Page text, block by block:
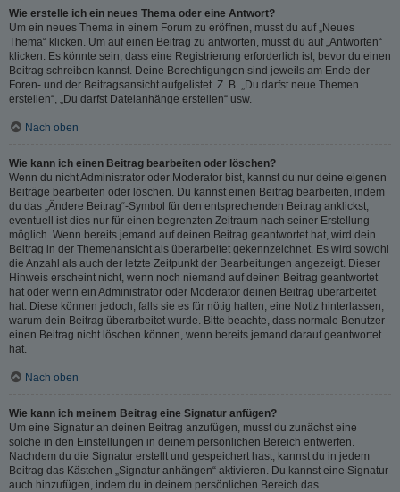
Wie erstelle ich ein neues Thema oder eine Antwort?
Um ein neues Thema in einem Forum zu eröffnen, musst du auf „Neues
Thema“ klicken. Um auf einen Beitrag zu antworten, musst du auf „Antworten“
klicken. Es könnte sein, dass eine Registrierung erforderlich ist, bevor du einen
Beitrag schreiben kannst. Deine Berechtigungen sind jeweils am Ende der
Foren- und der Beitragsansicht aufgelistet. Z. B. „Du darfst neue Themen
erstellen“, „Du darfst Dateianhänge erstellen“ usw.
Nach oben
Wie kann ich einen Beitrag bearbeiten oder löschen?
Wenn du nicht Administrator oder Moderator bist, kannst du nur deine eigenen
Beiträge bearbeiten oder löschen. Du kannst einen Beitrag bearbeiten, indem
du das „Ändere Beitrag“-Symbol für den entsprechenden Beitrag anklickst;
eventuell ist dies nur für einen begrenzten Zeitraum nach seiner Erstellung
möglich. Wenn bereits jemand auf deinen Beitrag geantwortet hat, wird dein
Beitrag in der Themenansicht als überarbeitet gekennzeichnet. Es wird sowohl
die Anzahl als auch der letzte Zeitpunkt der Bearbeitungen angezeigt. Dieser
Hinweis erscheint nicht, wenn noch niemand auf deinen Beitrag geantwortet
hat oder wenn ein Administrator oder Moderator deinen Beitrag überarbeitet
hat. Diese können jedoch, falls sie es für nötig halten, eine Notiz hinterlassen,
warum dein Beitrag überarbeitet wurde. Bitte beachte, dass normale Benutzer
einen Beitrag nicht löschen können, wenn bereits jemand darauf geantwortet
hat.
Nach oben
Wie kann ich meinem Beitrag eine Signatur anfügen?
Um eine Signatur an deinen Beitrag anzufügen, musst du zunächst eine
solche in den Einstellungen in deinem persönlichen Bereich entwerfen.
Nachdem du die Signatur erstellt und gespeichert hast, kannst du in jedem
Beitrag das Kästchen „Signatur anhängen“ aktivieren. Du kannst eine Signatur
auch hinzufügen, indem du in deinem persönlichen Bereich das